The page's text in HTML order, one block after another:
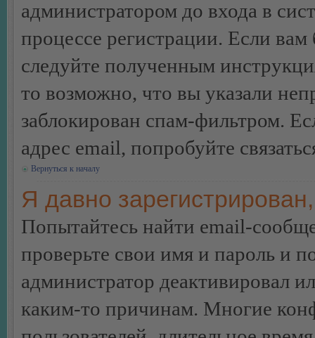
администратором до входа в
процессе регистрации. Если
следуйте полученным
то возможно, что вы указали
заблокирован спам-фильтром.
адрес email, попробуйте
Вернуться к началу
Я давно
Попытайтесь найти email-
проверьте свои имя и пароль и
администратор деактивировал
каким-то причинам. Многие